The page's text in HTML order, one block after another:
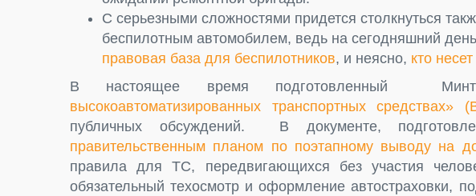
С серьезными сложностями придется столкнуться
беспилотным автомобилем, ведь на сегодняшний
правовая база для беспилотников, и неясно, кто
В настоящее время подготовленный
высокоавтоматизированных транспортных средствах»
публичных обсуждений. В документе,
правительственным планом по поэтапному выводу на
правила для ТС, передвигающихся без участия
обязательный техосмотр и оформление автостраховки,